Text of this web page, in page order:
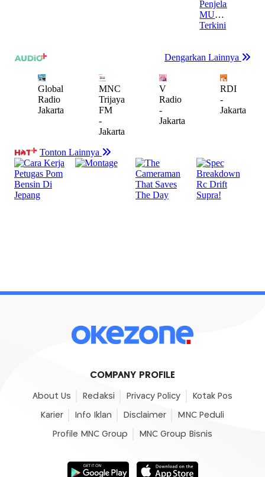
COMPANY PROFILE
About Us Redaksi Privacy Policy Kotak Pos
Karier Info Iklan Disclaimer MNC Peduli
Profile MNC Group MNC Group Bisnis